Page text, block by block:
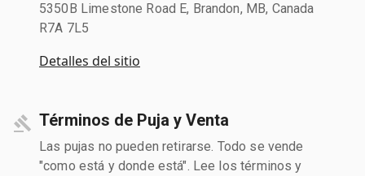
5350B Limestone Road E, Brandon, MB, Canada
R7A 7L5
Detalles del sitio
Términos de Puja y Venta
Las pujas no pueden retirarse. Todo se vende
"como está y donde está". Lee los términos y